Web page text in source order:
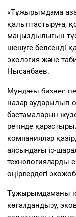
«Тұжырымдама
қалыптастыруға,
маңыздылығын
шешуге белсенді
экология және
Нысанбаев.
Мұндағы бизнес
назар аударылып
бастамаларын
ретінде
компаниялар
аясындағы іс-
технологияларды
өңірлердегі
Тұжырымдаманы
көгалдандыру,